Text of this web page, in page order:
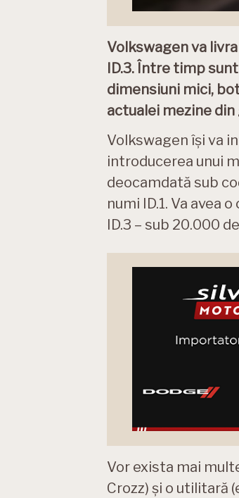
Volkswagen va
ID.3. Între timp
dimensiuni mici,
actualei mezine din
Volkswagen își va
introducerea unui
deocamdată sub
numi ID.1. Va avea
ID.3 – sub 20.000
Vor exista mai
Crozz) și o utilitară